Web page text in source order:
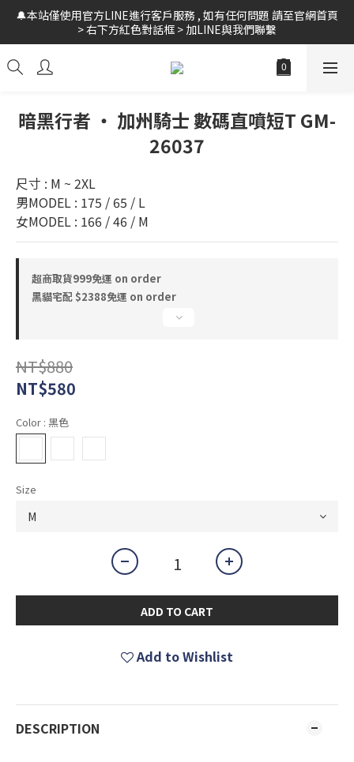
🚛全館 滿$999 超商免運 // 黑貓宅配 $2388 免運 // 新會員領$10購
物金
🔔本站僅使用官方LINE進行客戶服務 , 如有任何問題 請至官網首頁
> 右下方紅色對話框 > 加LINE與我們聯繫
🚛全館 滿$999 超商免運 // 黑貓宅配 $2388 免運 // 新會員領$10購
物金
暗黑行者 ‧ 加州騎士 數碼直噴短T GM-
26037
尺寸 : M ~ 2XL
男MODEL : 175 / 65 / L
女MODEL : 166 / 46 / M
超商取貨999免運 on order
黑貓宅配 $2388免運 on order
NT$880
NT$580
Color : 黑色
Size
ADD TO CART
Add to Wishlist
DESCRIPTION